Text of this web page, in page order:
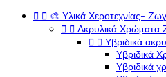
  🎨 Υλικά Χεροτεχνίας-
  Ακρυλικά Χρώματα
  Υβριδικά
Υβριδικά
Υβριδικά